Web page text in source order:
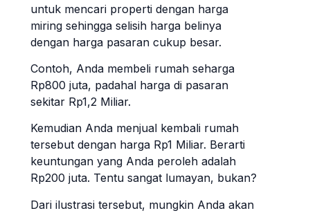
untuk mencari properti dengan harga
miring sehingga selisih harga belinya
dengan harga pasaran cukup besar.
Contoh, Anda membeli rumah seharga
Rp800 juta, padahal harga di pasaran
sekitar Rp1,2 Miliar.
Kemudian Anda menjual kembali rumah
tersebut dengan harga Rp1 Miliar. Berarti
keuntungan yang Anda peroleh adalah
Rp200 juta. Tentu sangat lumayan, bukan?
Dari ilustrasi tersebut, mungkin Anda akan